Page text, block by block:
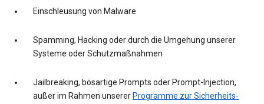
Einschleusung von Malware
Spamming, Hacking oder durch die Umgehung unserer
Systeme oder Schutzmaßnahmen
Jailbreaking, bösartige Prompts oder Prompt-Injection,
außer im Rahmen unserer Programme zur Sicherheits-